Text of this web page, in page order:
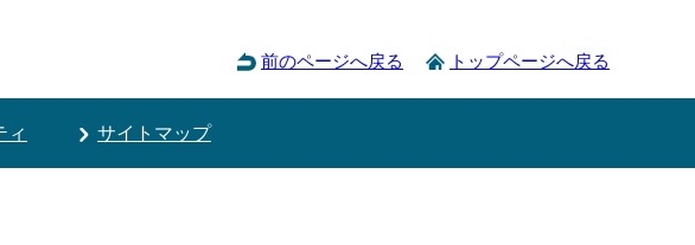
前のページへ戻る トップページへ戻る
ィ サイトマップ